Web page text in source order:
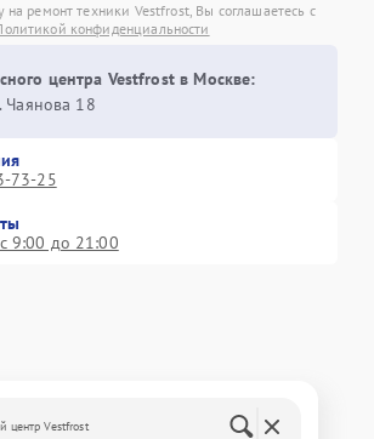
на ремонт техники Vestfrost, Вы соглашаетесь с
конфиденциальности
центра Vestfrost в Москве:
Чаянова 18
73-25
9:00 до 21:00
центр Vestfrost